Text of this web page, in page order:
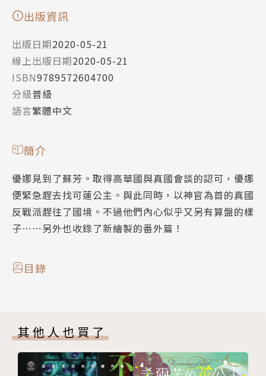
出版資訊
出版日期2020-05-21
線上出版日期2020-05-21
ISBN9789572604700
分級普級
語言繁體中文
簡介
優娜見到了蘇芳。取得高華國與真國會談的認可，優娜
便緊急趕去找可蓮公主。與此同時，以神官為首的真國
反戰派趕往了國境。不過他們內心似乎又另有算盤的樣
子……另外也收錄了新繪製的番外篇！
目錄
其他人也買了